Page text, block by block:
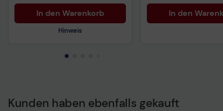
In den Warenkorb
Hinweis
In den
Kunden haben ebenfalls gekauft